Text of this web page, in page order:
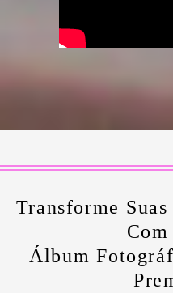
Transforme
Com
Álbum